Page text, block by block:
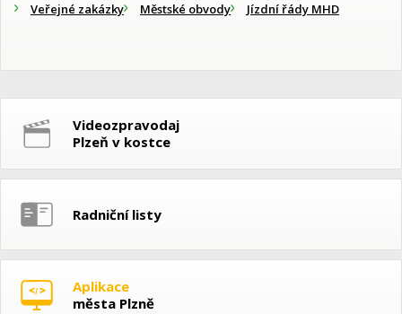
Veřejné zakázky
Městské obvody Jízdní řády MHD
Videozpravodaj
Plzeň v kostce
Radniční listy
Aplikace
města Plzně